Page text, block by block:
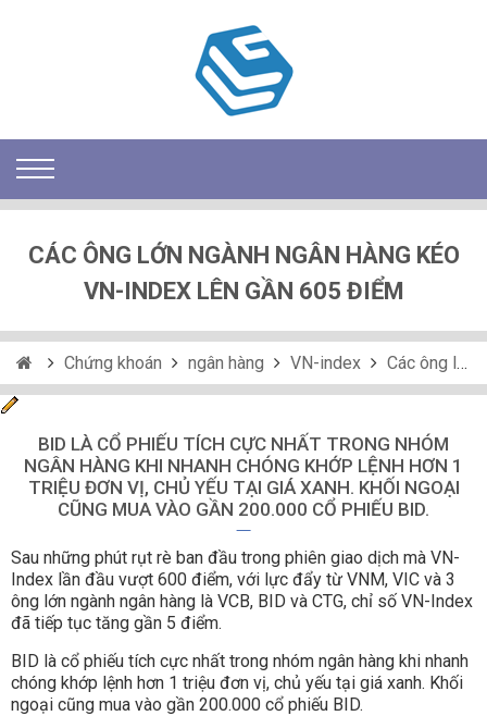
CÁC ÔNG LỚN NGÀNH NGÂN HÀNG KÉO
VN-INDEX LÊN GẦN 605 ĐIỂM
Chứng khoán ngân hàng VN-index Các ông lớn ngành ngân hàng kéo VN-Index lên gần 605 điểm
BID LÀ CỔ PHIẾU TÍCH CỰC NHẤT TRONG NHÓM
NGÂN HÀNG KHI NHANH CHÓNG KHỚP LỆNH HƠN 1
TRIỆU ĐƠN VỊ, CHỦ YẾU TẠI GIÁ XANH. KHỐI NGOẠI
CŨNG MUA VÀO GẦN 200.000 CỔ PHIẾU BID.
Sau những phút rụt rè ban đầu trong phiên giao dịch mà VN-
Index lần đầu vượt 600 điểm, với lực đẩy từ VNM, VIC và 3
ông lớn ngành ngân hàng là VCB, BID và CTG, chỉ số VN-Index
đã tiếp tục tăng gần 5 điểm.
BID là cổ phiếu tích cực nhất trong nhóm ngân hàng khi nhanh
chóng khớp lệnh hơn 1 triệu đơn vị, chủ yếu tại giá xanh. Khối
ngoại cũng mua vào gần 200.000 cổ phiếu BID.